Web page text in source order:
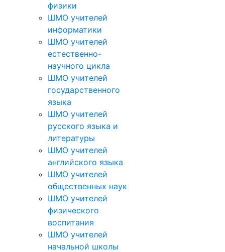
физики
ШМО учителей
информатики
ШМО учителей
естественно-
научного цикла
ШМО учителей
государственного
языка
ШМО учителей
русского языка и
литературы
ШМО учителей
английского языка
ШМО учителей
общественных наук
ШМО учителей
физического
воспитания
ШМО учителей
начальной школы